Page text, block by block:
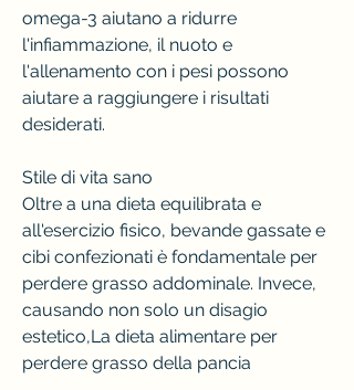
omega-3 aiutano a ridurre
l'infiammazione, il nuoto e
l'allenamento con i pesi possono
aiutare a raggiungere i risultati
desiderati.
Stile di vita sano
Oltre a una dieta equilibrata e
all'esercizio fisico, bevande gassate e
cibi confezionati è fondamentale per
perdere grasso addominale. Invece,
causando non solo un disagio
estetico,La dieta alimentare per
perdere grasso della pancia